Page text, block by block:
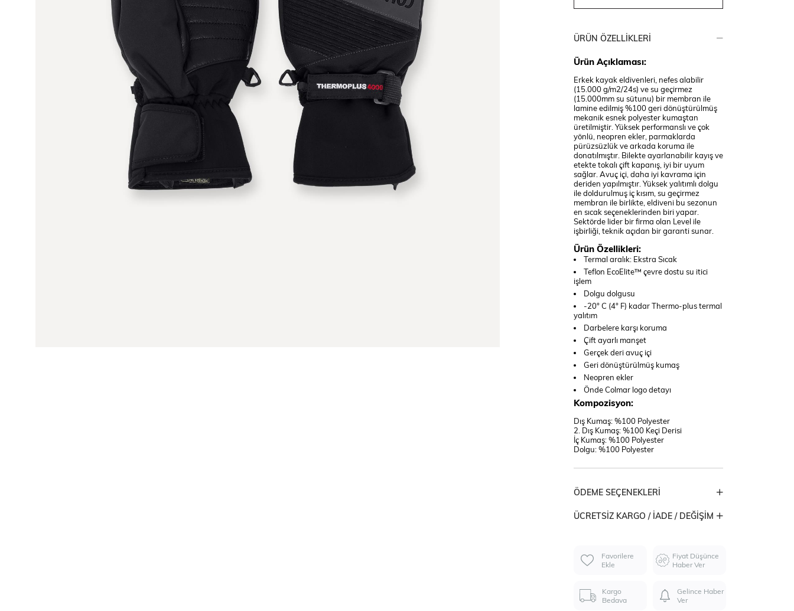
ÜRÜN ÖZELLIKLERI
Ürün Açıklaması:
Erkek kayak eldivenleri, nefes alabilir
(15.000 g/m2/24s) ve su geçirmez
(15.000mm su sütunu) bir membran ile
lamine edilmiş %100 geri dönüştürülmüş
mekanik esnek polyester kumaştan
üretilmiştir. Yüksek performanslı ve çok
yönlü, neopren ekler, parmaklarda
pürüzsüzlük ve arkada koruma ile
donatılmıştır. Bilekte ayarlanabilir kayış ve
etekte tokalı çift kapanış, iyi bir uyum
sağlar. Avuç içi, daha iyi kavrama için
deriden yapılmıştır. Yüksek yalıtımlı dolgu
ile doldurulmuş iç kısım, su geçirmez
membran ile birlikte, eldiveni bu sezonun
en sıcak seçeneklerinden biri yapar.
Sektörde lider bir firma olan Level ile
işbirliği, teknik açıdan bir garanti sunar.
Ürün Özellikleri:
Termal aralık: Ekstra Sıcak
Teflon EcoElite™ çevre dostu su itici
işlem
Dolgu dolgusu
-20° C (4° F) kadar Thermo-plus termal
yalıtım
Darbelere karşı koruma
Çift ayarlı manşet
Gerçek deri avuç içi
Geri dönüştürülmüş kumaş
Neopren ekler
Önde Colmar logo detayı
Kompozisyon:
Dış Kumaş: %100 Polyester
2. Dış Kumaş: %100 Keçi Derisi
İç Kumaş: %100 Polyester
Dolgu: %100 Polyester
ÖDEME SEÇENEKLERI
ÜCRETSIZ KARGO / İADE / DEĞIŞIM
Favorilere
Ekle
Fiyat Düşünce
Haber Ver
Kargo
Bedava
Gelince Haber
Ver